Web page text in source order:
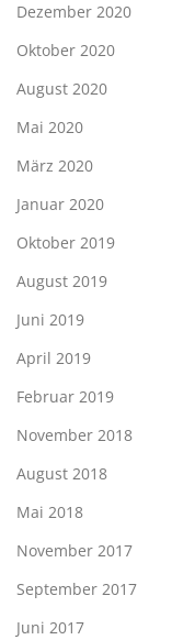
Dezember 2020
Oktober 2020
August 2020
Mai 2020
März 2020
Januar 2020
Oktober 2019
August 2019
Juni 2019
April 2019
Februar 2019
November 2018
August 2018
Mai 2018
November 2017
September 2017
Juni 2017